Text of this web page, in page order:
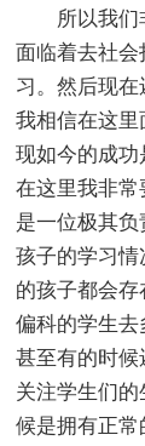
所以我们非
面临着去社
习。然后现在
我相信在这
现如今的成功
在这里我非
是一位极其
孩子的学习
的孩子都会
偏科的学生去
甚至有的时
关注学生们
候是拥有正